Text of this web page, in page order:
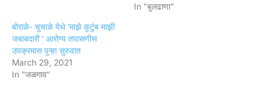
In "बुलढाणा"
बोराळे- चुचाळे येथे ‘माझे कुटुंब माझी
जबाबदारी ‘ आरोग्य तपासणीस
उपक्रमास पुन्हा सुरुवात
March 29, 2021
In "जळगाव"